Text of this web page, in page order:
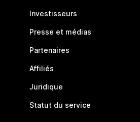
Investisseurs
Presse et médias
Partenaires
Affiliés
Juridique
Statut du service